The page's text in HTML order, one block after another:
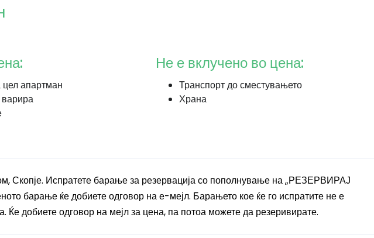
апартман
Не е вклучено во цена:
Транспорт до сместувањето
Храна
Скопје. Испратете барање за резервација со пополнување на „РЕЗЕРВИРАЈ
барање ќе добиете одговор на е-мејл. Барањето кое ќе го испратите не е
Ќе добиете одговор на мејл за цена, па потоа можете да резеривирате.